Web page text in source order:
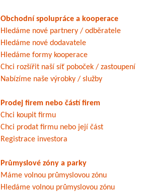
Obchodní spolupráce a kooperace
Hledáme nové partnery / odběratele
Hledáme nové dodavatele
Hledáme formy kooperace
Chci rozšířit naší síť poboček / zastoupení
Nabízíme naše výrobky / služby
Prodej firem nebo částí firem
Chci koupit firmu
Chci prodat firmu nebo její část
Registrace investora
Průmyslové zóny a parky
Máme volnou průmyslovou zónu
Hledáme volnou průmyslovou zónu